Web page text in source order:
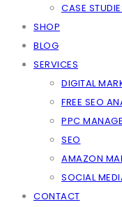
CASE
SHOP
BLOG
SERVICES
DIGITAL
FREE SEO
PPC
SEO
AMAZON
SOCIAL
CONTACT